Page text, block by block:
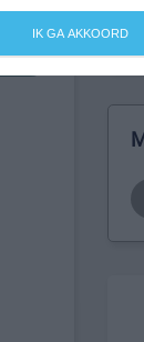
IK GA AKKOORD